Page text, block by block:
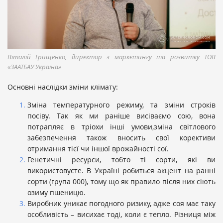
Віталій Грищенко, директор з маркетингу та розвитку ТОВ
«ЗААТБАУ Україна»
Основні наслідки зміни клімату:
Зміна температурного режиму, та зміни строків
посіву. Так як ми раніше висіваємо сою, вона
потрапляє в тріохи інші умови,зміна світлового
забезпечення також вносить свої корективи
отримання тієї чи іншої врожайності сої.
Генетичні ресурси, тобто ті сорти, які ви
використовуєте. В Україні робиться акцент на ранні
сорти (група 000), тому що як правило після них сіють
озиму пшеницю.
Виробник уникає погодного ризику, адже соя має таку
особливість – висихає тоді, коли є тепло. Різниця між